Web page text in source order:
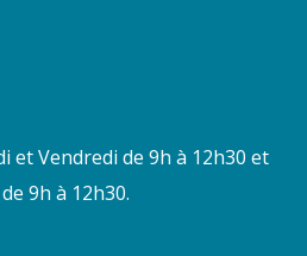
et Vendredi de 9h à 12h30 et
9h à 12h30.